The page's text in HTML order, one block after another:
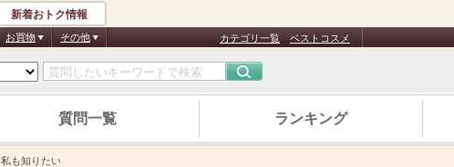
新着おトク情報
お買物 その他 カテゴリ一覧 ベストコスメ
質問一覧 ランキング
私も知りたい